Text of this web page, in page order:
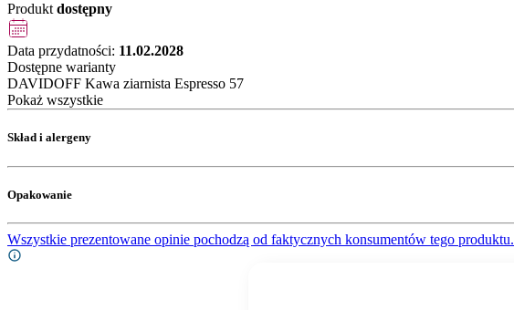
Produkt dostępny
Data przydatności: 11.02.2028
Dostępne warianty
DAVIDOFF Kawa ziarnista Espresso 57
Pokaż wszystkie
Skład i alergeny
Opakowanie
Wszystkie prezentowane opinie pochodzą od faktycznych konsumentów tego produktu.